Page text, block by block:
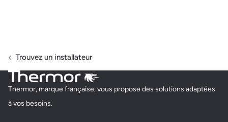
Trouvez un installateur
Thermor, marque française, vous propose des solutions adaptées
à vos besoins.